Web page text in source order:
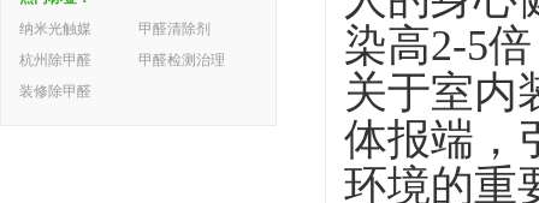
纳米光触媒
甲醛清除剂
杭州除甲醛
甲醛检测治理
装修除甲醛
染高2-5
关于室内
体报端，
环境的重